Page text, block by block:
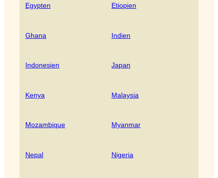
Egypten Etiopien
Ghana Indien
Indonesien Japan
Kenya Malaysia
Mozambique Myanmar
Nepal Nigeria